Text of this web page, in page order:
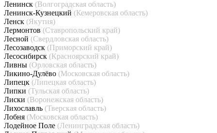
Ленинск (Волгоградская область)
Ленинск-Кузнецкий (Кемеровская область)
Ленск (Якутия)
Лермонтов (Ставропольский край)
Лесной (Свердловская область)
Лесозаводск (Приморский край)
Лесосибирск (Красноярский край)
Ливны (Орловская область)
Ликино-Дулёво (Московская область)
Липецк (Липецкая область)
Липки (Тульская область)
Лиски (Воронежская область)
Лихославль (Тверская область)
Лобня (Московская область)
Лодейное Поле (Ленинградская область)